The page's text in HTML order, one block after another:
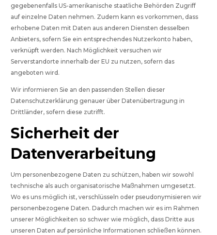
gegebenenfalls US-amerikanische staatliche Behörden Zugriff
auf einzelne Daten nehmen. Zudem kann es vorkommen, dass
erhobene Daten mit Daten aus anderen Diensten desselben
Anbieters, sofern Sie ein entsprechendes Nutzerkonto haben,
verknüpft werden. Nach Möglichkeit versuchen wir
Serverstandorte innerhalb der EU zu nutzen, sofern das
angeboten wird.
Wir informieren Sie an den passenden Stellen dieser
Datenschutzerklärung genauer über Datenübertragung in
Drittländer, sofern diese zutrifft.
Sicherheit der
Datenverarbeitung
Um personenbezogene Daten zu schützen, haben wir sowohl
technische als auch organisatorische Maßnahmen umgesetzt.
Wo es uns möglich ist, verschlüsseln oder pseudonymisieren wir
personenbezogene Daten. Dadurch machen wir es im Rahmen
unserer Möglichkeiten so schwer wie möglich, dass Dritte aus
unseren Daten auf persönliche Informationen schließen können.